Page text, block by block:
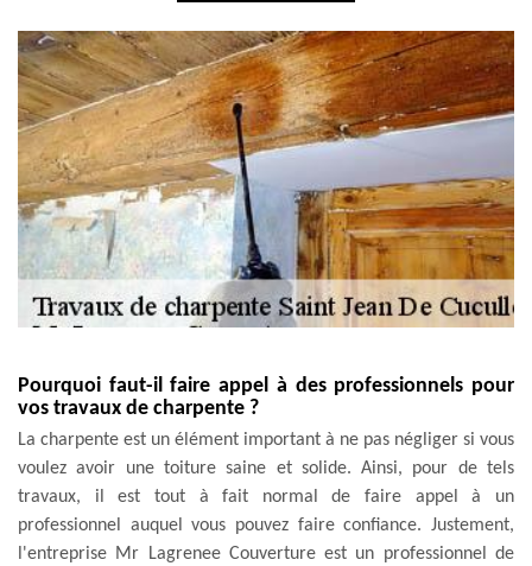
Pourquoi faut-il faire appel à des professionnels pour
vos travaux de charpente ?
La charpente est un élément important à ne pas négliger si vous
voulez avoir une toiture saine et solide. Ainsi, pour de tels
travaux, il est tout à fait normal de faire appel à un
professionnel auquel vous pouvez faire confiance. Justement,
l'entreprise Mr Lagrenee Couverture est un professionnel de